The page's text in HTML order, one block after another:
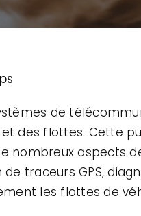
de
des flottes. Cette
nombreux aspects
traceurs GPS,
les flottes de